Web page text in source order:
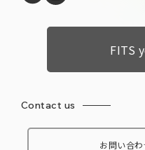
FITS
Contact us
お問い合